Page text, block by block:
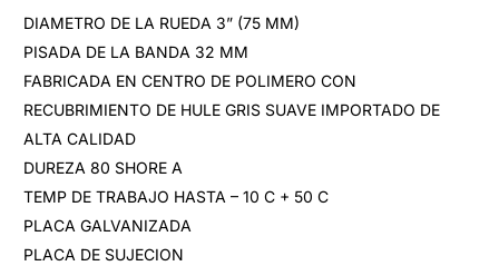
DIAMETRO DE LA RUEDA 3” (75 MM)
PISADA DE LA BANDA 32 MM
FABRICADA EN CENTRO DE POLIMERO CON
RECUBRIMIENTO DE HULE GRIS SUAVE IMPORTADO DE
ALTA CALIDAD
DUREZA 80 SHORE A
TEMP DE TRABAJO HASTA – 10 C + 50 C
PLACA GALVANIZADA
PLACA DE SUJECION